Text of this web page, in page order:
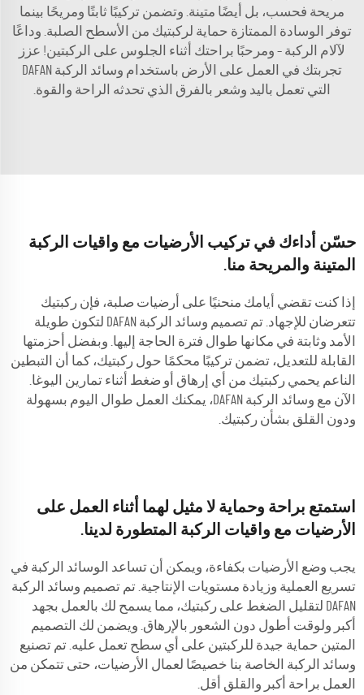
مريحة فحسب، بل أيضًا متينة. وتضمن تركيبًا ثابتًا ومريحًا بينما
توفر الوسادة الممتازة حماية لركبتيك من الأسطح الصلبة. وداعًا
لآلام الركبة – ومرحبًا براحتك أثناء الجلوس على الركبتين! عزز
تجربتك في العمل على الأرض باستخدام وسائد الركبة DAFAN
التي تعمل باليد وشعر بالفرق الذي تحدثه الراحة والقوة.
حسّن أداءك في تركيب الأرضيات مع واقيات الركبة
المتينة والمريحة منا.
إذا كنت تقضي أيامك منحنيًا على أرضيات صلبة، فإن ركبتيك
تتعرضان للإجهاد. تم تصميم وسائد الركبة DAFAN لتكون طويلة
الأمد وثابتة في مكانها طوال فترة الحاجة إليها. وبفضل أحزمتها
القابلة للتعديل، تضمن تركيبًا محكمًا حول ركبتيك، كما أن التبطين
الناعم يحمي ركبتيك من أي إرهاق أو ضغط أثناء تمارين اليوغا.
الآن مع وسائد الركبة DAFAN، يمكنك العمل طوال اليوم بسهولة
ودون القلق بشأن ركبتيك.
استمتع براحة وحماية لا مثيل لهما أثناء العمل على
الأرضيات مع واقيات الركبة المتطورة لدينا.
يجب وضع الأرضيات بكفاءة، ويمكن أن تساعد الوسائد الركبة في
تسريع العملية وزيادة مستويات الإنتاجية. تم تصميم وسائد الركبة
DAFAN لتقليل الضغط على ركبتيك، مما يسمح لك بالعمل بجهد
أكبر ولوقت أطول دون الشعور بالإرهاق. ويضمن لك التصميم
المتين حماية جيدة للركبتين على أي سطح تعمل عليه. تم تصنيع
وسائد الركبة الخاصة بنا خصيصًا لعمال الأرضيات، حتى تتمكن من
العمل براحة أكبر والقلق أقل.